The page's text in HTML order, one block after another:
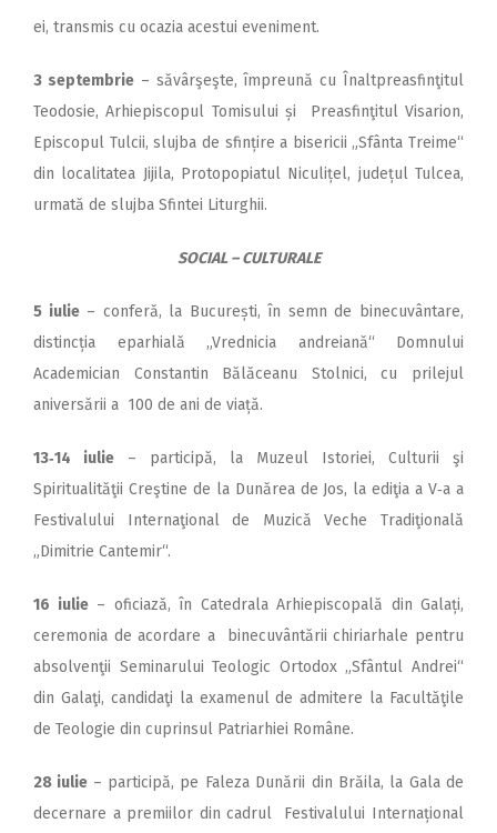
ei, transmis cu ocazia acestui eveniment.
3 septembrie– săvârşeşte, împreună cu Înaltpreasfinţitul
Teodosie, Arhiepiscopul Tomisului și Preasfinţitul Visarion,
Epis­copul Tulcii, slujba de sfințire a bisericii „Sfânta Treime“
din localitatea Jijila, Protopopiatul Niculițel, județul Tulcea,
urmată de slujba Sfintei Liturghii.
SOCIAL – CULTURALE
5 iulie– conferă, la București, în semn de binecuvântare,
distincția eparhială „Vrednicia andreiană“ Domnului
Academician Constantin Bălăceanu Stolnici, cu prilejul
aniversării a 100 de ani de viață.
13‑14 iulie – participă, la Muzeul Istoriei, Culturii şi
Spiritualităţii Creştine de la Dunărea de Jos, la ediţia a V‑a a
Festivalului Internaţional de Muzică Veche Tradiţională
„Dimitrie Cantemir“.
16 iulie– oficiază, în Catedrala Arhiepiscopală din Galați,
ceremonia de acordare a binecuvântării chiriarhale pentru
absolvenţii Seminarului Teologic Ortodox „Sfântul Andrei“
din Galaţi, candidaţi la examenul de admitere la Facultăţile
de Teologie din cuprinsul Patriarhiei Române.
28 iulie – participă, pe Faleza Dunării din Brăila, la Gala de
decernare a premiilor din cadrul Festivalului Internațional